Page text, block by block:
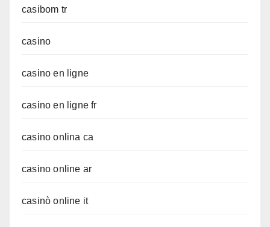
casibom tr
casino
casino en ligne
casino en ligne fr
casino onlina ca
casino online ar
casinò online it